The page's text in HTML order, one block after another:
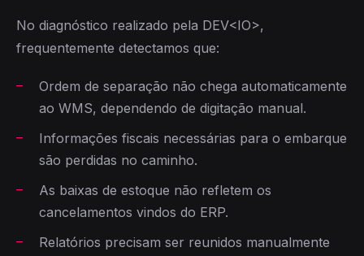
No diagnóstico realizado pela DEV<IO>,
frequentemente detectamos que:
Ordem de separação não chega automaticamente
ao WMS, dependendo de digitação manual.
Informações fiscais necessárias para o embarque
são perdidas no caminho.
As baixas de estoque não refletem os
cancelamentos vindos do ERP.
Relatórios precisam ser reunidos manualmente